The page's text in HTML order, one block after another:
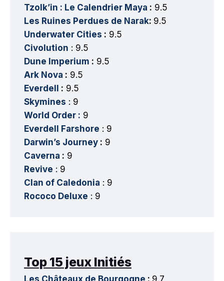
Tzolk’in : Le Calendrier Maya : 9.5
Les Ruines Perdues de Narak: 9.5
Underwater Cities : 9.5
Civolution : 9.5
Dune Imperium : 9.5
Ark Nova : 9.5
Everdell
: 9.5
Skymines : 9
World Order : 9
Everdell Farshore : 9
Darwin’s Journey : 9
Caverna : 9
Revive : 9
Clan of Caledonia : 9
Rococo Deluxe : 9
Top 15 jeux Initiés